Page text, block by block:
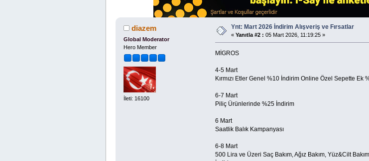
diazem
Global Moderator
Hero Member
İleti: 16100
Ynt: Mart 2026 İndirim Alışveriş ve Fırsatlar
« Yanıtla #2 : 05 Mart 2026, 11:19:25 »
MİGROS
4-5 Mart
Kırmızı Etler Genel %10 İndirim Online Özel Sepette Ek
6-7 Mart
Piliç Ürünlerinde %25 İndirim
6 Mart
Saatlik Balık Kampanyası
6-8 Mart
500 Lira ve Üzeri Saç Bakım, Ağız Bakım, Yüz&Cilt